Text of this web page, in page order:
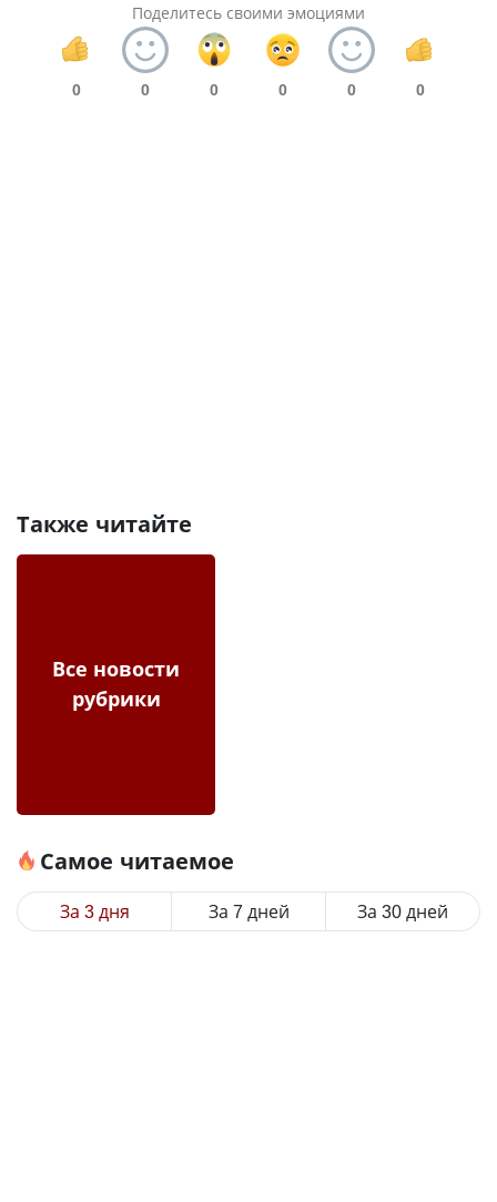
Поделитесь своими эмоциями
0 0 0 0 0 0
Также читайте
Все новости
рубрики
Самое читаемое
За 3 дня За 7 дней За 30 дней